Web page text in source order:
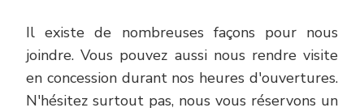
Financement
Nous joindre
Il existe de nombreuses façons pour nous
joindre. Vous pouvez aussi nous rendre visite
en concession durant nos heures d'ouvertures.
N'hésitez surtout pas, nous vous réservons un